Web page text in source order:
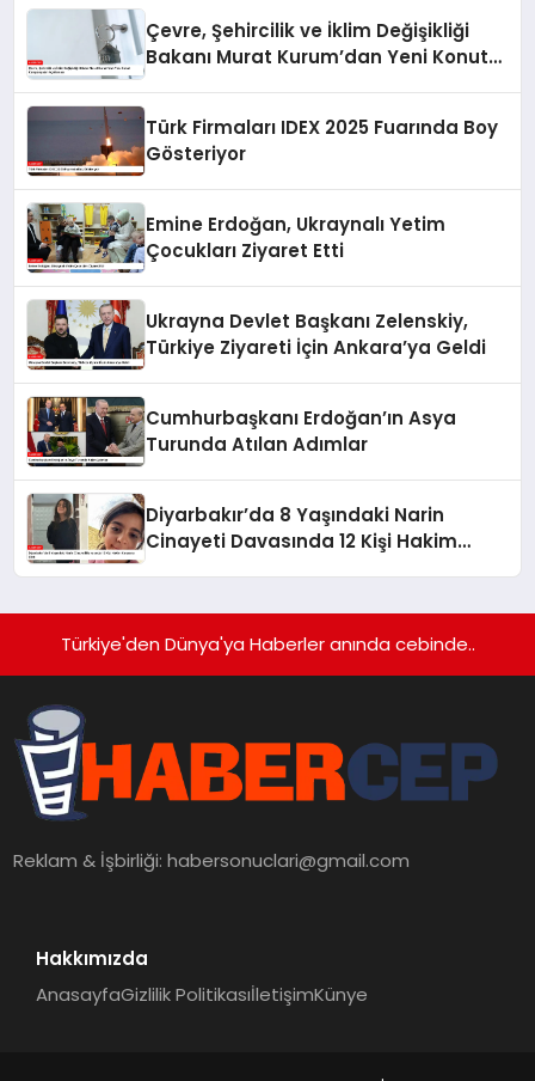
Çevre, Şehircilik ve İklim Değişikliği
Bakanı Murat Kurum’dan Yeni Konut
Türk Firmaları IDEX 2025 Fuarında Boy
Gösteriyor
Emine Erdoğan, Ukraynalı Yetim
Çocukları Ziyaret Etti
Ukrayna Devlet Başkanı Zelenskiy,
Türkiye Ziyareti İçin Ankara’ya Geldi
Cumhurbaşkanı Erdoğan’ın Asya
Turunda Atılan Adımlar
Diyarbakır’da 8 Yaşındaki Narin
Cinayeti Davasında 12 Kişi Hakim
Türkiye'den Dünya'ya Haberler anında cebinde..
Reklam & İşbirliği:habersonuclari@gmail.com
Hakkımızda
AnasayfaGizlilik PolitikasıİletişimKünye